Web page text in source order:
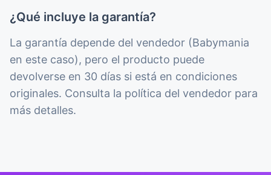
¿Qué incluye la garantía?
La garantía depende del vendedor (Babymania
en este caso), pero el producto puede
devolverse en 30 días si está en condiciones
originales. Consulta la política del vendedor para
más detalles.